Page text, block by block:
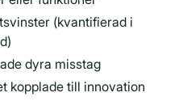
(kvantifierad i
dyra misstag
kopplade till innovation